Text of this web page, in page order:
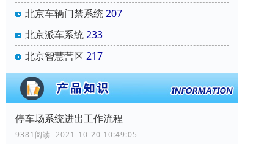
北京车辆门禁系统207
北京派车系统233
北京智慧营区 217
停车场系统进出工作流程
9381阅读 2021-10-20 10:49:05